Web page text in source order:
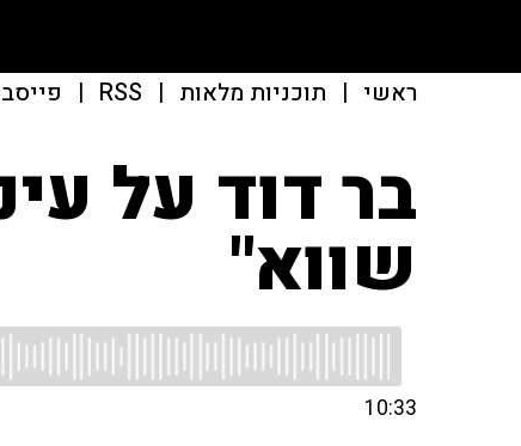
ראשי | תוכניות מלאות |
RSS
|
בר דוד על
שווא"
10:33